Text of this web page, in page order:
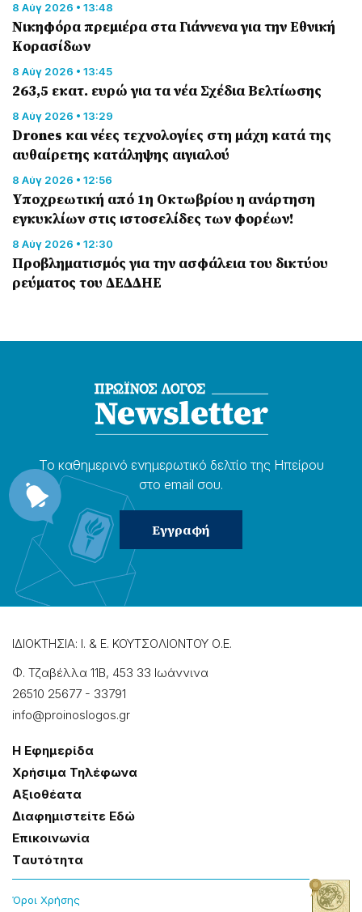
8 Αύγ 2026 • 13:48
Nικηφόρα πρεμιέρα στα Γιάννενα για την Εθνική
Κορασίδων
8 Αύγ 2026 • 13:45
263,5 εκατ. ευρώ για τα νέα Σχέδια Βελτίωσης
8 Αύγ 2026 • 13:29
Drones και νέες τεχνολογίες στη μάχη κατά της
αυθαίρετης κατάληψης αιγιαλού
8 Αύγ 2026 • 12:56
Υποχρεωτική από 1η Οκτωβρίου η ανάρτηση
εγκυκλίων στις ιστοσελίδες των φορέων!
8 Αύγ 2026 • 12:30
Προβληματισμός για την ασφάλεια του δικτύου
ρεύματος του ΔΕΔΔΗΕ
Το καθημερɩνό ενημερωτɩκό δελτίο της Ηπείρου
στο email σου.
ΙΔΙΟΚΤΗΣΙΑ: Ι. & Ε. ΚΟΥΤΣΟΛΙΟΝΤΟΥ Ο.Ε.
Φ. Τζαβέλλα 11Β, 453 33 Ιωάννɩνα
26510 25677 - 33791
info@proinoslogos.gr
Η Εφημερίδα
Χρήσɩμα Τηλέφωνα
Αξɩοθέατα
Δɩαφημɩστείτε Εδώ
Επɩκοɩνωνία
Tαυτότητα
Όροɩ Χρήσης